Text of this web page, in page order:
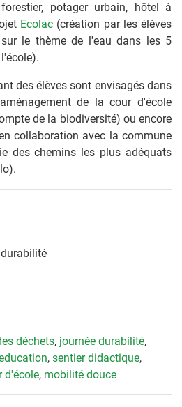
potager urbain, hôtel à
Ecolac (création par les élèves
le thème de l'eau dans les 5
des élèves sont envisagés dans
de la cour d'école
de la biodiversité) ou encore
collaboration avec la commune
des chemins les plus adéquats
durabilité
déchets, journée durabilité,
, sentier didactique,
d'école, mobilité douce